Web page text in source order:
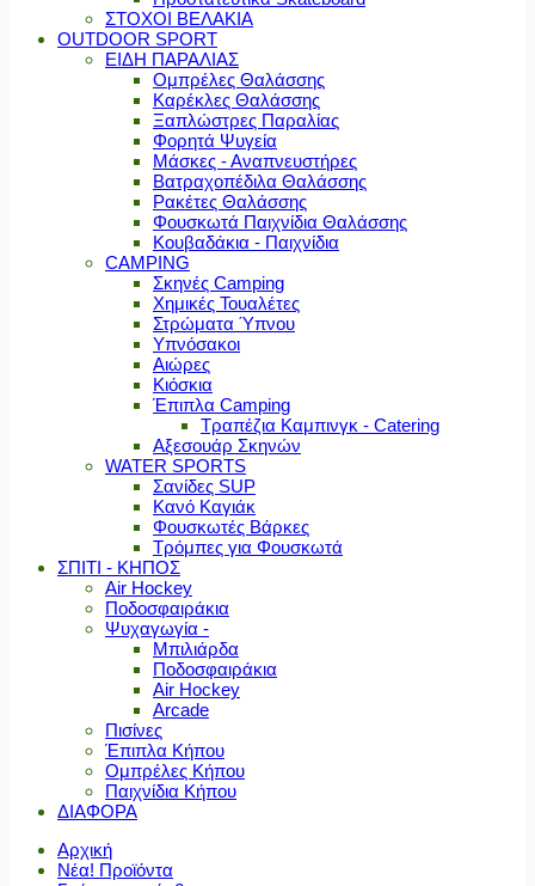
ΣΤΟΧΟΙ ΒΕΛΑΚΙΑ
OUTDOOR SPORT
ΕΙΔΗ ΠΑΡΑΛΙΑΣ
Ομπρέλες Θαλάσσης
Καρέκλες Θαλάσσης
Ξαπλώστρες Παραλίας
Φορητά Ψυγεία
Μάσκες - Αναπνευστήρες
Βατραχοπέδιλα Θαλάσσης
Ρακέτες Θαλάσσης
Φουσκωτά Παιχνίδια Θαλάσσης
Κουβαδάκια - Παιχνίδια
CAMPING
Σκηνές Camping
Χημικές Τουαλέτες
Στρώματα Ύπνου
Υπνόσακοι
Αιώρες
Κιόσκια
Έπιπλα Camping
Τραπέζια Καμπινγκ - Catering
Αξεσουάρ Σκηνών
WATER SPORTS
Σανίδες SUP
Κανό Καγιάκ
Φουσκωτές Βάρκες
Τρόμπες για Φουσκωτά
ΣΠΙΤΙ - ΚΗΠΟΣ
Air Hockey
Ποδοσφαιράκια
Ψυχαγωγία -
Μπιλιάρδα
Ποδοσφαιράκια
Air Hockey
Arcade
Πισίνες
Έπιπλα Κήπου
Ομπρέλες Κήπου
Παιχνίδια Κήπου
ΔΙΑΦΟΡΑ
Αρχική
Νέα! Προϊόντα